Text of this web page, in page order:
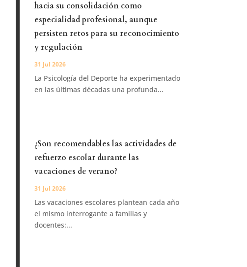
hacia su consolidación como
especialidad profesional, aunque
persisten retos para su reconocimiento
y regulación
31 Jul 2026
La Psicología del Deporte ha experimentado
en las últimas décadas una profunda...
¿Son recomendables las actividades de
refuerzo escolar durante las
vacaciones de verano?
31 Jul 2026
Las vacaciones escolares plantean cada año
el mismo interrogante a familias y
docentes:...